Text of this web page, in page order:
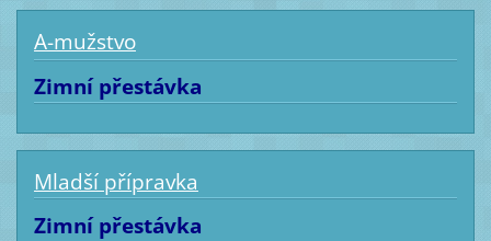
A-mužstvo
Zimní přestávka
Mladší přípravka
Zimní přestávka